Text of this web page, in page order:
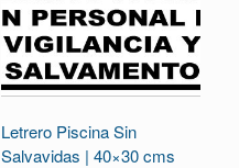
Letrero Piscina Sin
Salvavidas | 40×30 cms